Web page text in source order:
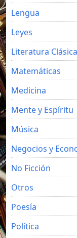
Lengua
Leyes
Literatura Clásica
Matemáticas
Medicina
Mente y Espíritu
Música
Negocios y
No Ficción
Otros
Poesía
Política